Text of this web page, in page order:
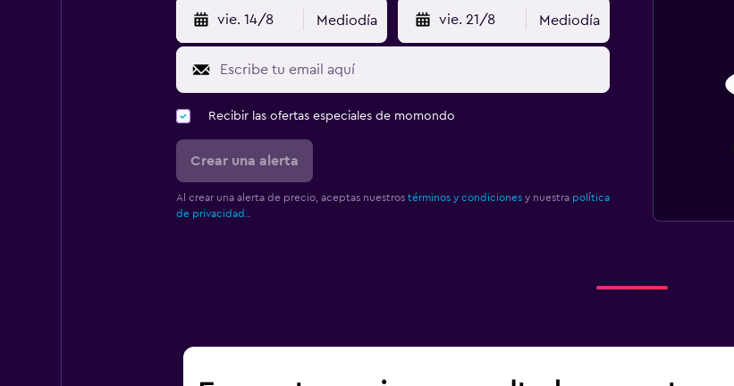
vie. 14/8 Mediodía vie. 21/8 Mediodía
Recibir las ofertas especiales de momondo
Crear una alerta
Al crear una alerta de precio, aceptas nuestros términos y condicionesy nuestra política
de privacidad.